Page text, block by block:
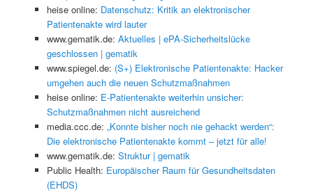
heise online: Datenschutz: Kritik an elektronischer
Patientenakte wird lauter
www.gematik.de: Aktuelles | ePA-Sicherheitslücke
geschlossen | gematik
www.spiegel.de: (S+) Elektronische Patientenakte: Hacker
umgehen auch die neuen Schutzmaßnahmen
heise online: E-Patientenakte weiterhin unsicher:
Schutzmaßnahmen nicht ausreichend
media.ccc.de: „Konnte bisher noch nie gehackt werden“:
Die elektronische Patientenakte kommt – jetzt für alle!
www.gematik.de: Struktur | gematik
Public Health: Europäischer Raum für Gesundheitsdaten
(EHDS)